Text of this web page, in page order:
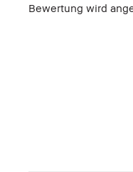
Bewertung wird